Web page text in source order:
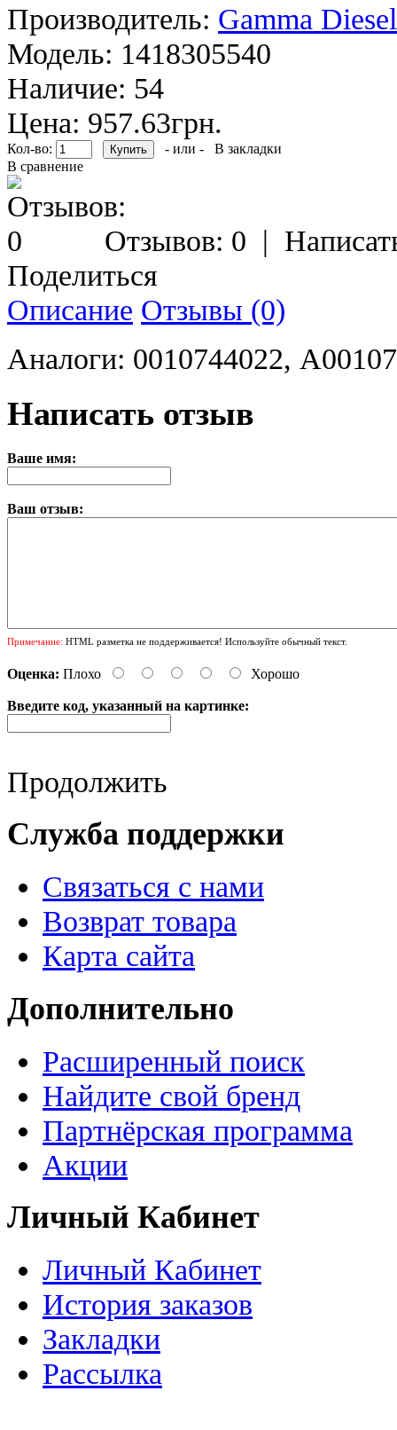
Производитель: Gamma Diesel
Модель: 1418305540
Наличие: 54
Цена: 957.63грн.
Кол-во: - или -
В закладки
В сравнение
Отзывов: 0 |
Поделиться
Описание Отзывы (0)
Аналоги: 0010744022,
Написать отзыв
Ваше имя:
Ваш отзыв:
Примечание: HTML разметка не поддерживается! Используйте обычный текст.
Оценка: Плохо Хорошо
Введите код, указанный на картинке:
Продолжить
Служба поддержки
Связаться с нами
Возврат товара
Карта сайта
Дополнительно
Расширенный поиск
Найдите свой бренд
Партнёрская программа
Акции
Личный Кабинет
Личный Кабинет
История заказов
Закладки
Рассылка